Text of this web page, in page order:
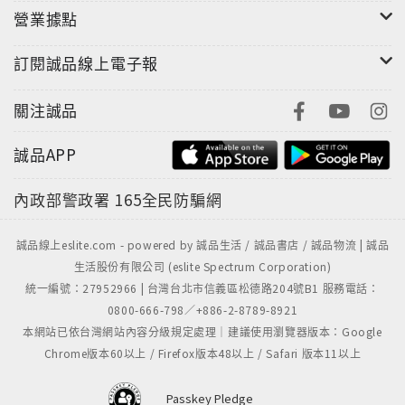
營業據點
訂閱誠品線上電子報
關注誠品
誠品APP
內政部警政署 165全民防騙網
誠品線上eslite.com - powered by 誠品生活 / 誠品書店 / 誠品物流 | 誠品
生活股份有限公司 (eslite Spectrum Corporation)
統一編號：27952966 | 台灣台北市信義區松德路204號B1 服務電話：
0800-666-798／+886-2-8789-8921
本網站已依台灣網站內容分級規定處理｜建議使用瀏覽器版本：Google
Chrome版本60以上 / Firefox版本48以上 / Safari 版本11以上
Passkey Pledge